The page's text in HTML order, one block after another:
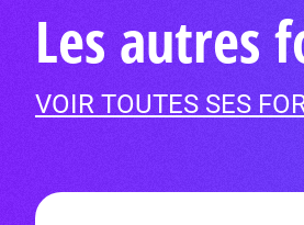
Les autres
VOIR TOUTES SES